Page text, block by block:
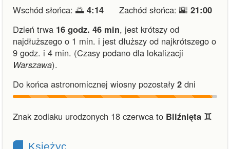
Wschód słońca: 🌅 4:14 Zachód słońca: 🌇 21:00
Dzień trwa 16 godz. 46 min, jest krótszy od
najdłuższego o 1 min. i jest dłuższy od najkrótszego o
9 godz. i 4 min. (Czasy podano dla lokalizacji
Warszawa).
Do końca astronomicznej wiosny pozostały 2 dni
Znak zodiaku urodzonych 18 czerwca to Bliźnięta ♊︎
Księżyc